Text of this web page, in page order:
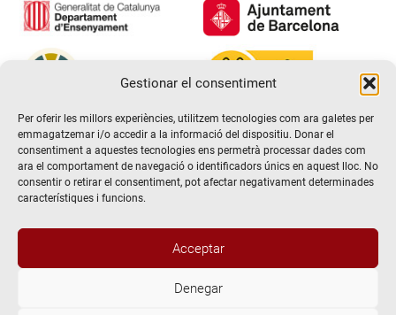
Gestionar el consentiment
Per oferir les millors experiències, utilitzem tecnologies com ara galetes per
emmagatzemar i/o accedir a la informació del dispositiu. Donar el
consentiment a aquestes tecnologies ens permetrà processar dades com
ara el comportament de navegació o identificadors únics en aquest lloc. No
consentir o retirar el consentiment, pot afectar negativament determinades
característiques i funcions.
Acceptar
Denegar
@2026 Escola de teatre El Timbal. Tots els drets reservats